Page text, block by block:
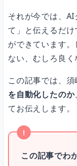
メルマガ以外にも自
ブログ記事の下書
SNS投稿（
それが今では、
て」と伝えるだけ
ができています
ない、むしろ良く
この記事では、
を自動化したのか
てお伝えします。
この記事でわ